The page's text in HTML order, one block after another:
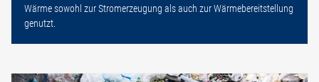
Wärme sowohl zur Stromerzeugung als auch zur Wärmebereitstellung
genutzt.